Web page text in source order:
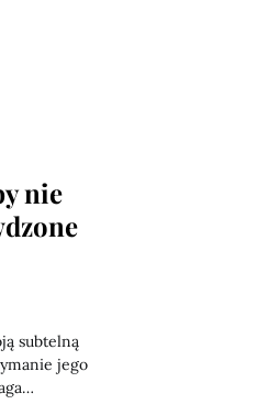
nie
subtelną
jego